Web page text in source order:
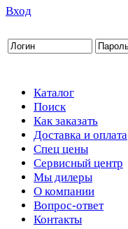
Вход
Каталог
Поиск
Как заказать
Доставка и оплата
Спец цены
Сервисный центр
Мы дилеры
О компании
Вопрос-ответ
Контакты